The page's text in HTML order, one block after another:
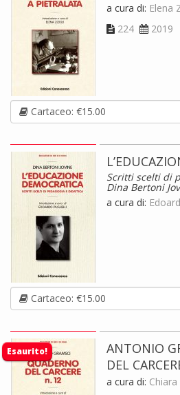
a cura di: Elena
224
2019
Cartaceo: €15.00
Scritti scelti di
Dina Bertoni
a cura di:
Cartaceo: €15.00
Esaurito!
ANTONIO
DEL
a cura di: